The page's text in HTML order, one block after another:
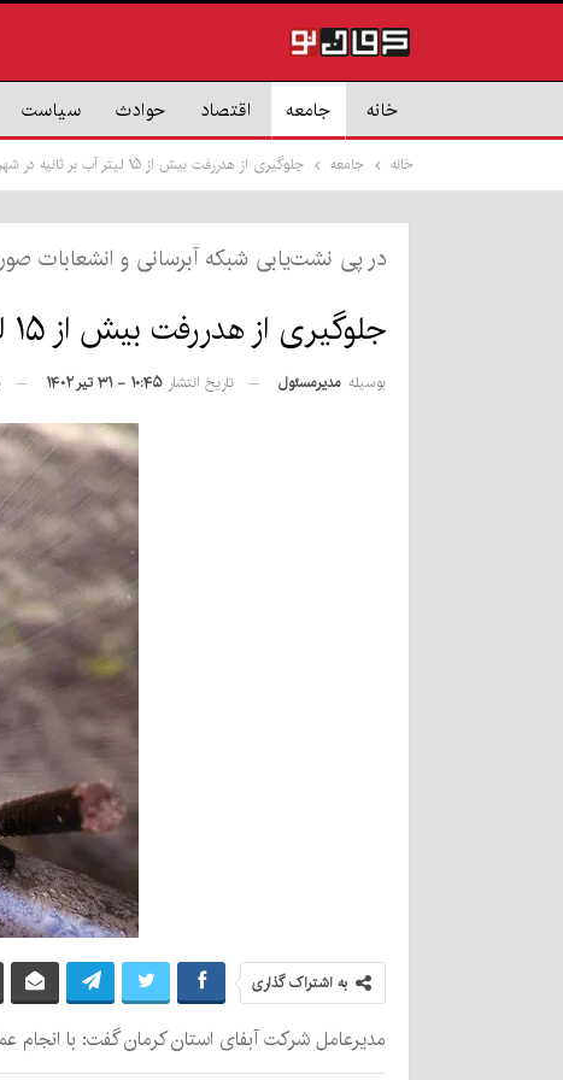
خانه جامعه اقتصاد حوادث سیاست
خانه جامعه جلوگیری از هدر‌رفت بیش از ۱۵ لیتر آب بر ثانیه در شهر کرمان
در پی نشت‌یابی شبکه آبرسانی و انشعابات
جلوگیری از هدر‌رفت بیش از ۱۵ لیتر آب بر ثانیه در شهر کرمان
بوسیله مدیرمسئول تاریخ انتشار ۱۰:۴۵ - ۳۱ تیر ۱۴۰۲
به اشتراک گذاری
مدیرعامل شرکت آبفای استان کرمان گفت: با انجام عملیات نشت‌یابی شبکه و